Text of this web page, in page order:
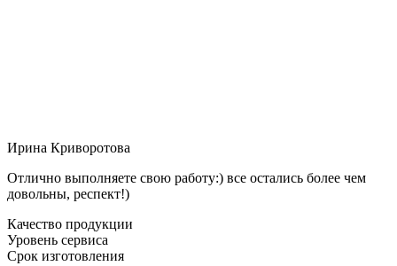
Ирина Криворотова
Отлично выполняете свою работу:) все остались более чем
довольны, респект!)
Качество продукции
Уровень сервиса
Срок изготовления